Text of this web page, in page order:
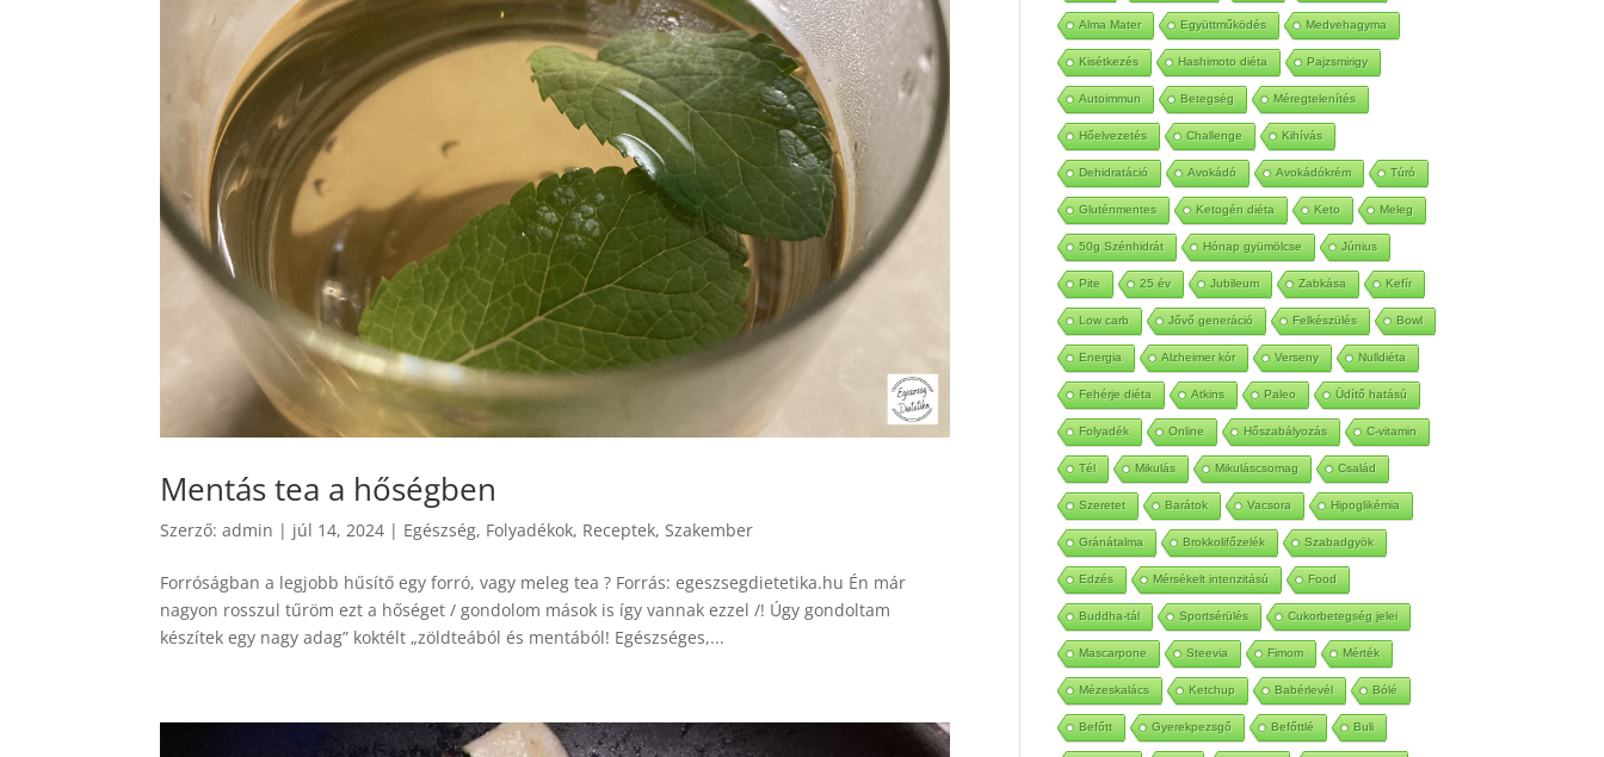
Mentás tea a hőségben
Szerző:admin | júl 14, 2024 | Egészség, Folyadékok, Receptek,Szakember
Forróságban a legjobb hűsítő egy forró, vagy meleg tea ? Forrás: egeszsegdietetika.hu Én már
nagyon rosszul tűröm ezt a hőséget / gondolom mások is így vannak ezzel /! Úgy gondoltam
készítek egy nagy adag” koktélt „zöldteából és mentából! Egészséges,...
MCT Magnézium Lime Lilahagyma
Alma Mater Együttműködés Medvehagyma
Kisétkezés Hashimoto diéta Pajzsmirigy
Autoimmun Betegség Méregtelenítés
Hőelvezetés Challenge Kihívás
Dehidratáció Avokádó Avokádókrém Túró
Gluténmentes Ketogén diéta Keto Meleg
50g Szénhidrát Hónap gyümölcse Június
Pite 25 év Jubileum Zabkása Kefír
Low carb Jővő generáció Felkészülés Bowl
Energia Alzheimer kór Verseny Nulldiéta
Fehérje diéta Atkins Paleo Üdítő hatású
Folyadék Online Hőszabályozás C-vitamin
Tél Mikulás Mikuláscsomag Család
Szeretet Barátok Vacsora Hipoglikémia
Gránátalma Brokkolifőzelék Szabadgyök
Edzés Mérsékelt intenzitású Food
Buddha-tál Sportsérülés Cukorbetegség jelei
Mascarpone Steevia Fimom Mérték
Mézeskalács Ketchup Babérlevél Bólé
Befőtt Gyerekpezsgő Befőttlé Buli